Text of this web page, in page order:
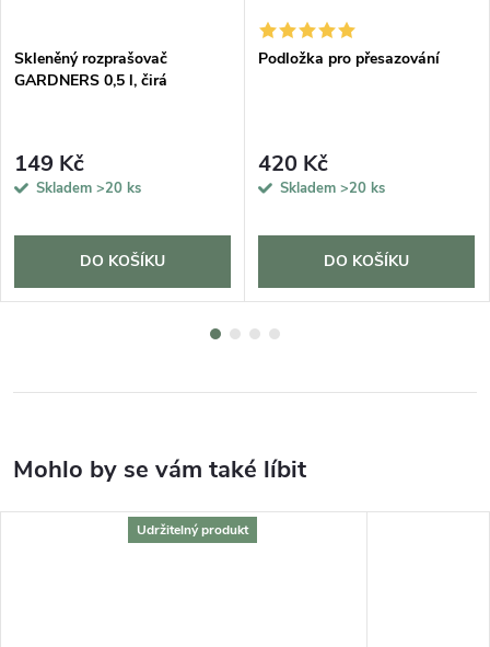
Skleněný rozprašovač
GARDNERS 0,5 l, čirá
149 Kč
Skladem >20 ks
DO KOŠÍKU
Podložka pro přesazování
420 Kč
Skladem >20 ks
DO KOŠÍKU
Udržitelný produkt